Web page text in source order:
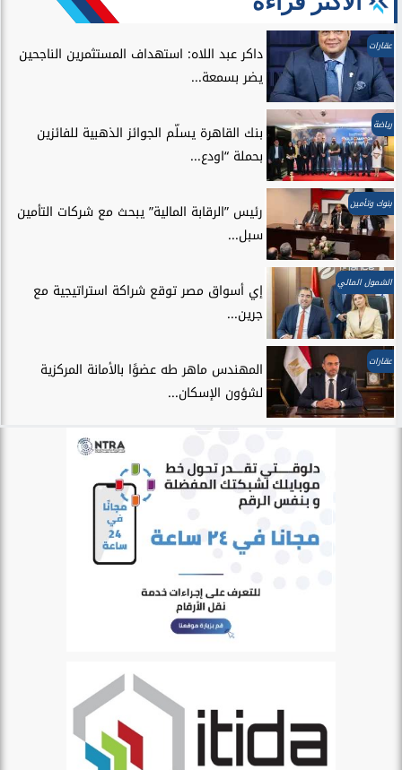
عقارات
داكر عبد اللاه: استهداف المستثمرين الناجحين
يضر بسمعة...
رياضة
بنك القاهرة يسلّم الجوائز الذهبية للفائزين
بحملة “اودع...
بنوك وتأمين
رئيس ”الرقابة المالية” يبحث مع شركات التأمين
سبل...
الشمول المالي
إي أسواق مصر توقع شراكة استراتيجية مع
جرين...
عقارات
المهندس ماهر طه عضوًا بالأمانة المركزية
لشؤون الإسكان...